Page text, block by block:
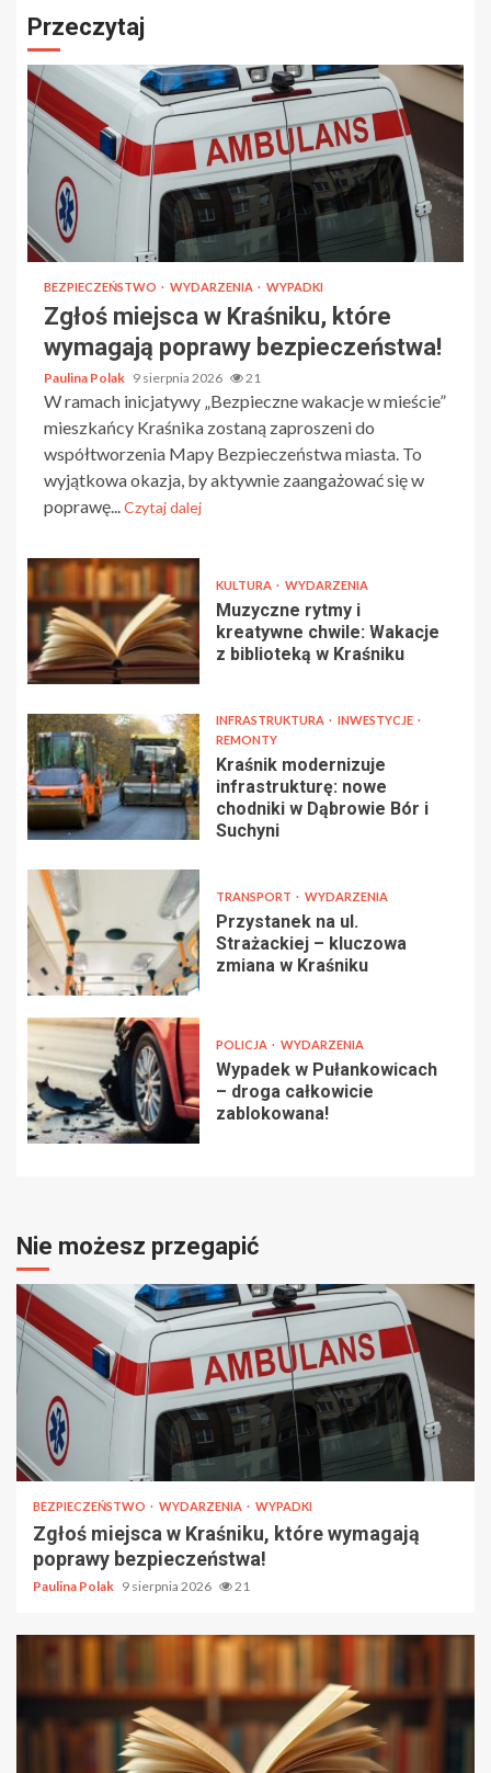
Przeczytaj
BEZPIECZEŃSTWO WYDARZENIA WYPADKI
Zgłoś miejsca w Kraśniku, które
wymagają poprawy bezpieczeństwa!
Paulina Polak 9 sierpnia 2026 21
W ramach inicjatywy „Bezpieczne wakacje w mieście”
mieszkańcy Kraśnika zostaną zaproszeni do
współtworzenia Mapy Bezpieczeństwa miasta. To
wyjątkowa okazja, by aktywnie zaangażować się w
poprawę... Czytaj dalej
KULTURA WYDARZENIA
Muzyczne rytmy i
kreatywne chwile: Wakacje
z biblioteką w Kraśniku
INFRASTRUKTURA
INWESTYCJE
REMONTY
Kraśnik modernizuje
infrastrukturę: nowe
chodniki w Dąbrowie Bór i
Suchyni
TRANSPORT WYDARZENIA
Przystanek na ul.
Strażackiej – kluczowa
zmiana w Kraśniku
POLICJA WYDARZENIA
Wypadek w Pułankowicach
– droga całkowicie
zablokowana!
Nie możesz przegapić
BEZPIECZEŃSTWO WYDARZENIA WYPADKI
Zgłoś miejsca w Kraśniku, które wymagają
poprawy bezpieczeństwa!
Paulina Polak 9 sierpnia 2026 21